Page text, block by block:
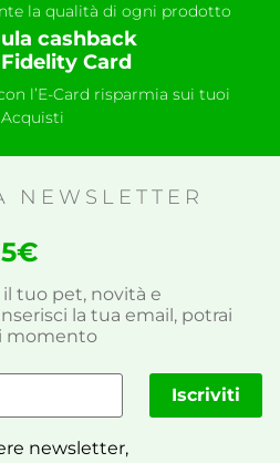
la qualità di ogni prodotto
cashback
Card
l’E-Card risparmia sui tuoi
Acquisti
NEWSLETTER
tuo pet, novità e
la tua email, potrai
momento
newsletter,
Iscriviti